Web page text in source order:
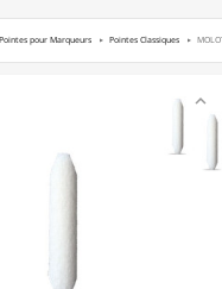
Pointes pour Marqueurs Pointes Classiques
